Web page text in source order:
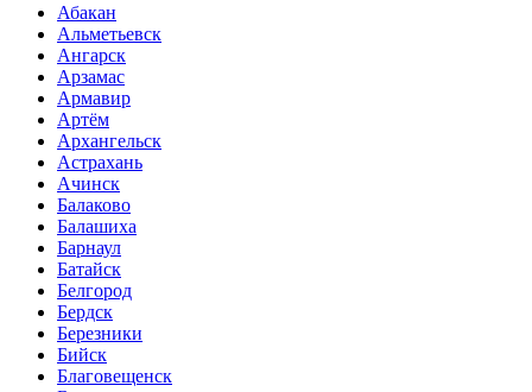
Абакан
Альметьевск
Ангарск
Арзамас
Армавир
Артём
Архангельск
Астрахань
Ачинск
Балаково
Балашиха
Барнаул
Батайск
Белгород
Бердск
Березники
Бийск
Благовещенск